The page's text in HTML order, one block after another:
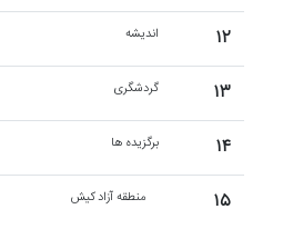
۱۲ اندیشه
۱۳ گردشگری
۱۴ برگزیده ها
۱۵ منطقه آزاد کیش